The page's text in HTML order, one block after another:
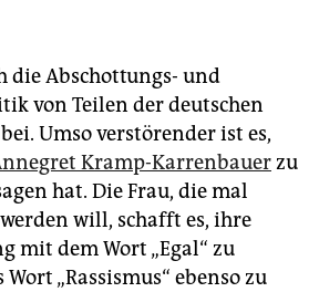
die Abschottungs- und
von Teilen der deutschen
Umso verstörender ist es,
Kramp-Karrenbauerzu
hat. Die Frau, die mal
will, schafft es, ihre
mit dem Wort „Egal“ zu
„Rassismus“ ebenso zu